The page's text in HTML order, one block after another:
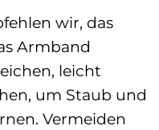
wir, das
Armband
leicht
um Staub und
Vermeiden